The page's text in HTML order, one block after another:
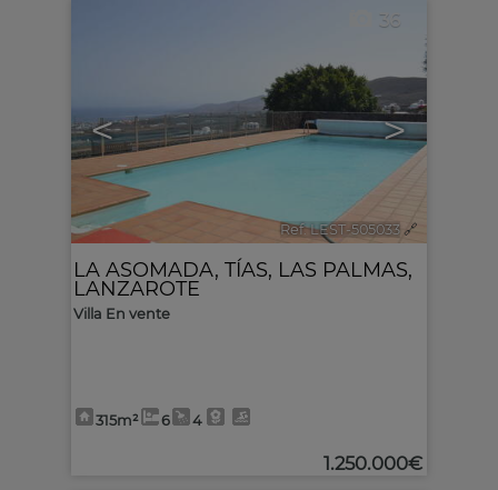
< >
36
Ref. LEST-505033 🔗
LA ASOMADA, TÍAS, LAS PALMAS,
LANZAROTE
Villa En vente
315m² 6 4
1.250.000€